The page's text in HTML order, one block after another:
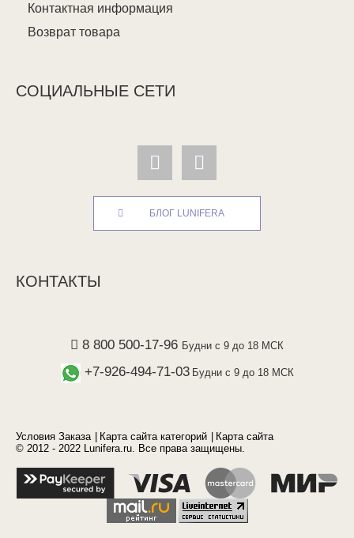
Контактная информация
Возврат товара
СОЦИАЛЬНЫЕ СЕТИ
БЛОГ LUNIFERA
КОНТАКТЫ
8 800 500-17-96 Будни с 9 до 18 МСК
+7-926-494-71-03 Будни с 9 до 18 МСК
Условия Заказа Карта сайта категорий
Карта сайта
© 2012 - 2022 Lunifera.ru. Все права защищены.